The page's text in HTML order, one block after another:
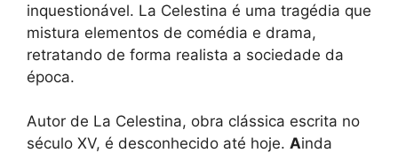
inquestionável. La Celestina é uma tragédia que
mistura elementos de comédia e drama,
retratando de forma realista a sociedade da
época.
Autor de La Celestina, obra clássica escrita no
século XV, é desconhecido até hoje. Ainda